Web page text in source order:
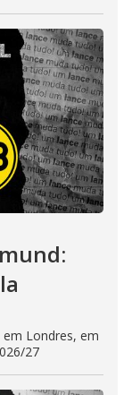
Londres, em
27